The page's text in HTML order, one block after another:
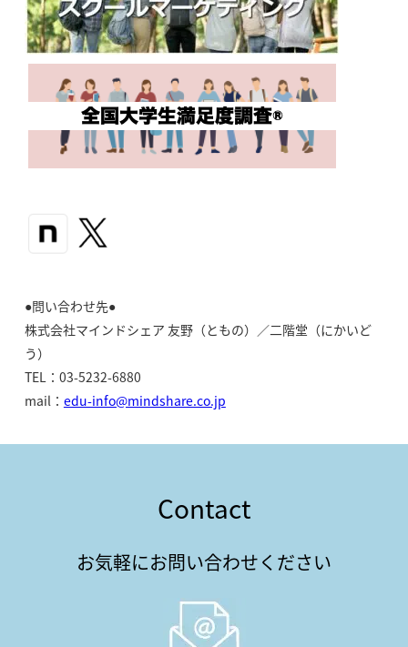
●問い合わせ先●
株式会社マインドシェア 友野（ともの）／二階堂（にかいど
う）
TEL：03-5232-6880
mail： edu-info@mindshare.co.jp
Contact
お気軽にお問い合わせください